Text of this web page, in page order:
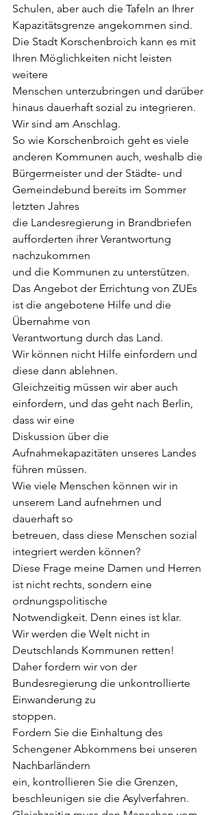
Schulen, aber auch die Tafeln an Ihrer
Kapazitätsgrenze angekommen sind.
Die Stadt Korschenbroich kann es mit
Ihren Möglichkeiten nicht leisten
weitere
Menschen unterzubringen und darüber
hinaus dauerhaft sozial zu integrieren.
Wir sind am Anschlag.
So wie Korschenbroich geht es viele
anderen Kommunen auch, weshalb die
Bürgermeister und der Städte- und
Gemeindebund bereits im Sommer
letzten Jahres
die Landesregierung in Brandbriefen
aufforderten ihrer Verantwortung
nachzukommen
und die Kommunen zu unterstützen.
Das Angebot der Errichtung von ZUEs
ist die angebotene Hilfe und die
Übernahme von
Verantwortung durch das Land.
Wir können nicht Hilfe einfordern und
diese dann ablehnen.
Gleichzeitig müssen wir aber auch
einfordern, und das geht nach Berlin,
dass wir eine
Diskussion über die
Aufnahmekapazitäten unseres Landes
führen müssen.
Wie viele Menschen können wir in
unserem Land aufnehmen und
dauerhaft so
betreuen, dass diese Menschen sozial
integriert werden können?
Diese Frage meine Damen und Herren
ist nicht rechts, sondern eine
ordnungspolitische
Notwendigkeit. Denn eines ist klar.
Wir werden die Welt nicht in
Deutschlands Kommunen retten!
Daher fordern wir von der
Bundesregierung die unkontrollierte
Einwanderung zu
stoppen.
Fordern Sie die Einhaltung des
Schengener Abkommens bei unseren
Nachbarländern
ein, kontrollieren Sie die Grenzen,
beschleunigen sie die Asylverfahren.